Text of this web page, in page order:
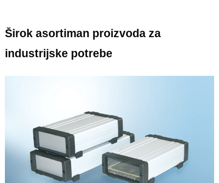
Širok asortiman proizvoda za
industrijske potrebe